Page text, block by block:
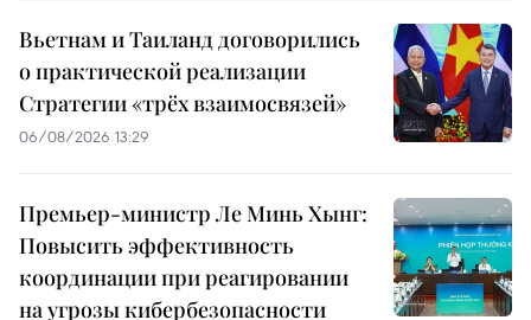
Вьетнам и Таиланд договорились
о практической реализации
Стратегии «трёх взаимосвязей»
06/08/2026 13:29
Премьер-министр Ле Минь Хынг:
Повысить эффективность
координации при реагировании
на угрозы кибербезопасности